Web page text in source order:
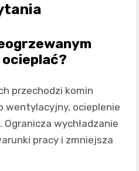
przechodzi komin
wentylacyjny, ocieplenie
wychładzanie
pracy i zmniejsza